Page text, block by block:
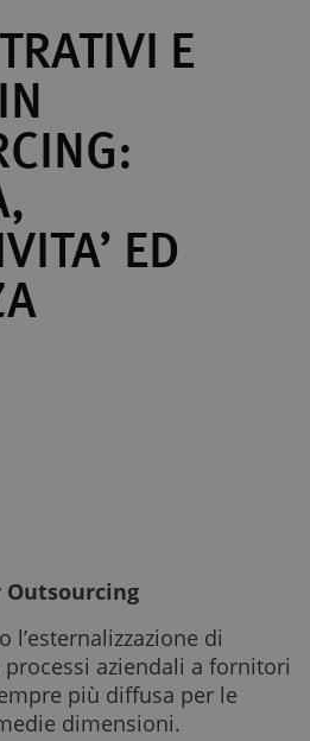
E
ED
Outsourcing
l’esternalizzazione di
aziendali a fornitori
più diffusa per le
dimensioni.